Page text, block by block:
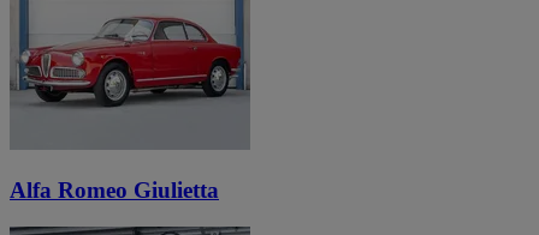
Alfa Romeo Giulietta